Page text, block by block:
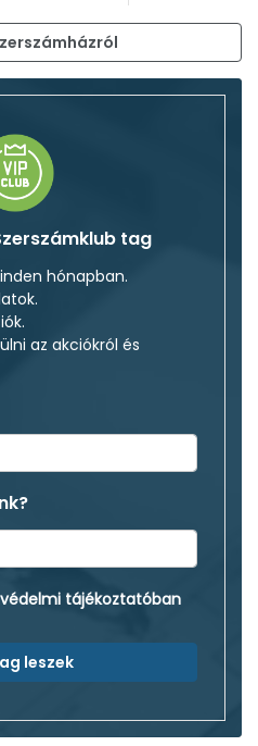
tag
hónapban.
az akciókról és
tájékoztatóban
leszek